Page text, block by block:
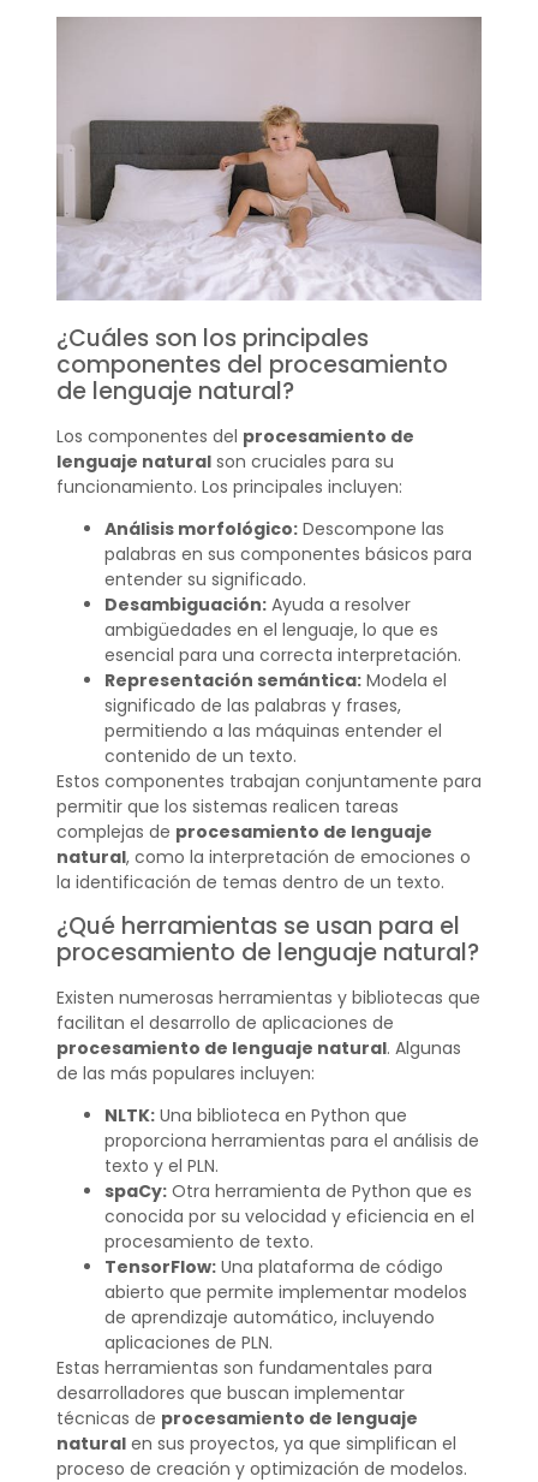
¿Cuáles son los principales
componentes del procesamiento
de lenguaje natural?
Los componentes del procesamiento de
lenguaje naturalson cruciales para su
funcionamiento. Los principales incluyen:
Análisis morfológico:Descompone las
palabras en sus componentes básicos para
entender su significado.
Desambiguación:Ayuda a resolver
ambigüedades en el lenguaje, lo que es
esencial para una correcta interpretación.
Representación semántica:Modela el
significado de las palabras y frases,
permitiendo a las máquinas entender el
contenido de un texto.
Estos componentes trabajan conjuntamente para
permitir que los sistemas realicen tareas
complejas de procesamiento de lenguaje
natural, como la interpretación de emociones o
la identificación de temas dentro de un texto.
¿Qué herramientas se usan para el
procesamiento de lenguaje natural?
Existen numerosas herramientas y bibliotecas que
facilitan el desarrollo de aplicaciones de
procesamiento de lenguaje natural. Algunas
de las más populares incluyen:
NLTK:Una biblioteca en Python que
proporciona herramientas para el análisis de
texto y el PLN.
spaCy:Otra herramienta de Python que es
conocida por su velocidad y eficiencia en el
procesamiento de texto.
TensorFlow:Una plataforma de código
abierto que permite implementar modelos
de aprendizaje automático, incluyendo
aplicaciones de PLN.
Estas herramientas son fundamentales para
desarrolladores que buscan implementar
técnicas de procesamiento de lenguaje
naturalen sus proyectos, ya que simplifican el
proceso de creación y optimización de modelos.